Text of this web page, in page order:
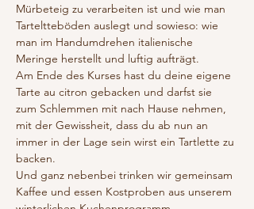
Mürbeteig zu verarbeiten ist und wie man
Tarteltteböden auslegt und sowieso: wie
man im Handumdrehen italienische
Meringe herstellt und luftig aufträgt.
Am Ende des Kurses hast du deine eigene
Tarte au citron gebacken und darfst sie
zum Schlemmen mit nach Hause nehmen,
mit der Gewissheit, dass du ab nun an
immer in der Lage sein wirst ein Tartlette zu
backen.
Und ganz nebenbei trinken wir gemeinsam
Kaffee und essen Kostproben aus unserem